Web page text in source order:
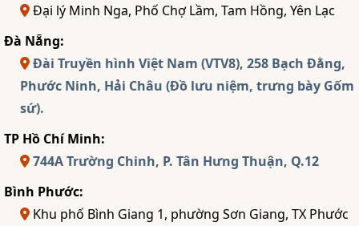
Đại lý Minh Nga, Phố Chợ Lầm, Tam Hồng, Yên Lạc
Đà Nẵng:
Đài Truyền hình Việt Nam (VTV8), 258 Bạch Đằng,
Phước Ninh, Hải Châu (Đồ lưu niệm, trưng bày Gốm
sứ).
TP Hồ Chí Minh:
744A Trường Chinh, P. Tân Hưng Thuận, Q.12
Bình Phước:
Khu phố Bình Giang 1, phường Sơn Giang, TX Phước